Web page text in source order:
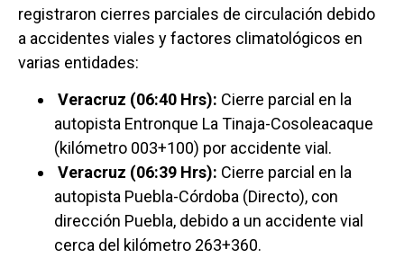
registraron cierres parciales de circulación debido
a accidentes viales y factores climatológicos en
varias entidades:
Veracruz (06:40 Hrs): Cierre parcial en la
autopista Entronque La Tinaja-Cosoleacaque
(kilómetro 003+100) por accidente vial.
Veracruz (06:39 Hrs): Cierre parcial en la
autopista Puebla-Córdoba (Directo), con
dirección Puebla, debido a un accidente vial
cerca del kilómetro 263+360.